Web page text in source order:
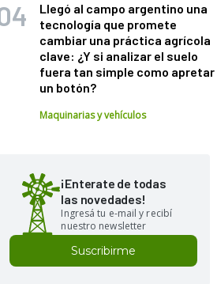
Llegó al campo argentino una
tecnología que promete
cambiar una práctica agrícola
clave: ¿Y si analizar el suelo
fuera tan simple como apretar
un botón?
Maquinarias y vehículos
¡Enterate de todas
las novedades!
Ingresá tu e-mail y recibí
nuestro newsletter
Suscribirme